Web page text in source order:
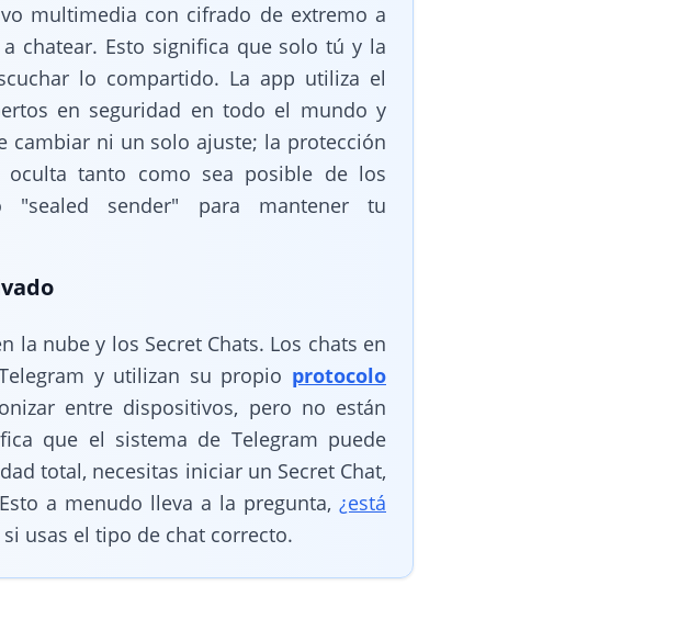
multimedia con cifrado de extremo a
chatear. Esto significa que solo tú y la
lo compartido. La app utiliza el
en seguridad en todo el mundo y
cambiar ni un solo ajuste; la protección
tanto como sea posible de los
"sealed sender" para mantener tu
la nube y los Secret Chats. Los chats en
y utilizan su propio protocolo
entre dispositivos, pero no están
que el sistema de Telegram puede
total, necesitas iniciar un Secret Chat,
a menudo lleva a la pregunta, ¿está
usas el tipo de chat correcto.